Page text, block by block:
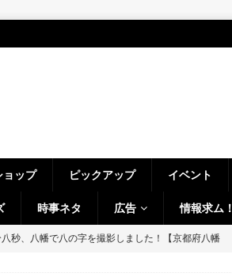
ョップ ピックアップ イベント
時事ネタ 広告 情報求ム！
秒、八幡で八の字を撮影しました！【京都府八幡